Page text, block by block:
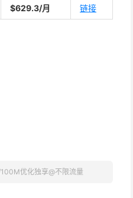
$629.3/月 链接
优化独享@不限流量